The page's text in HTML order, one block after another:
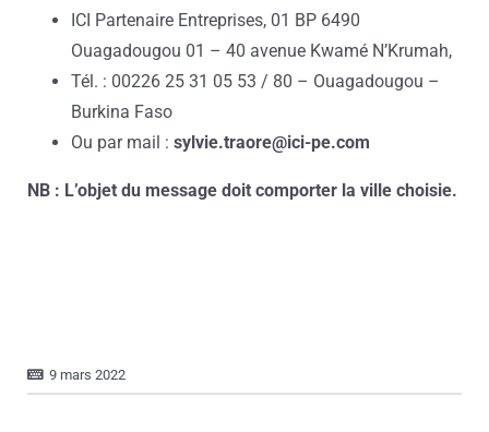
ICI Partenaire Entreprises, 01 BP 6490
Ouagadougou 01 – 40 avenue Kwamé N’Krumah,
Tél. : 00226 25 31 05 53 / 80 – Ouagadougou –
Burkina Faso
Ou par mail : sylvie.traore@ici-pe.com
NB : L’objet du message doit comporter la ville choisie.
9 mars 2022